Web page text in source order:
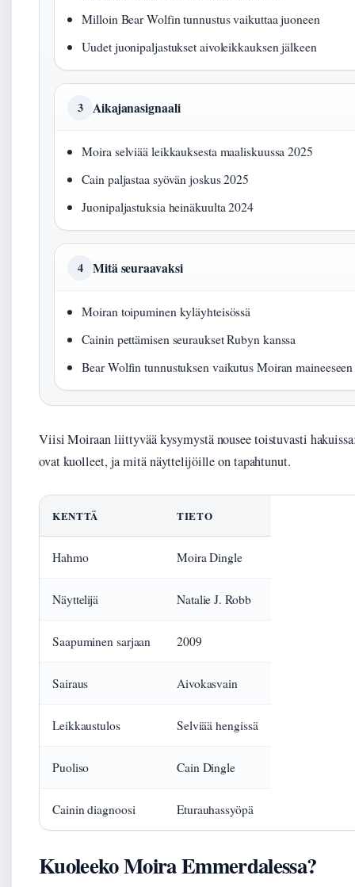
Milloin Bear Wolfin tunnustus vaikuttaa juoneen
Uudet juonipaljastukset aivoleikkauksen jälkeen
3 Aikajanasignaali
Moira selviää leikkauksesta maaliskuussa 2025
Cain paljastaa syövän joskus 2025
Juonipaljastuksia heinäkuulta 2024
4 Mitä seuraavaksi
Moiran toipuminen kyläyhteisössä
Cainin pettämisen seuraukset Rubyn kanssa
Bear Wolfin tunnustuksen vaikutus Moiran maineeseen
Viisi Moiraan liittyvää kysymystä nousee toistuvasti
ovat kuolleet, ja mitä näyttelijöille on tapahtunut.
KENTTÄ TIETO
Hahmo Moira Dingle
Näyttelijä Natalie J. Robb
Saapuminen sarjaan 2009
Sairaus Aivokasvain
Leikkaustulos Selviää hengissä
Puoliso Cain Dingle
Cainin diagnoosi Eturauhassyöpä
Kuoleeko Moira Emmerdalessa?